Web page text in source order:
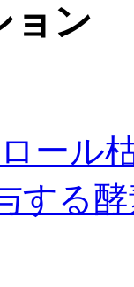
ョン
ール
する